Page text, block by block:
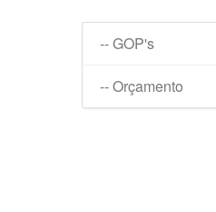
-- GOP's
-- Orçamento